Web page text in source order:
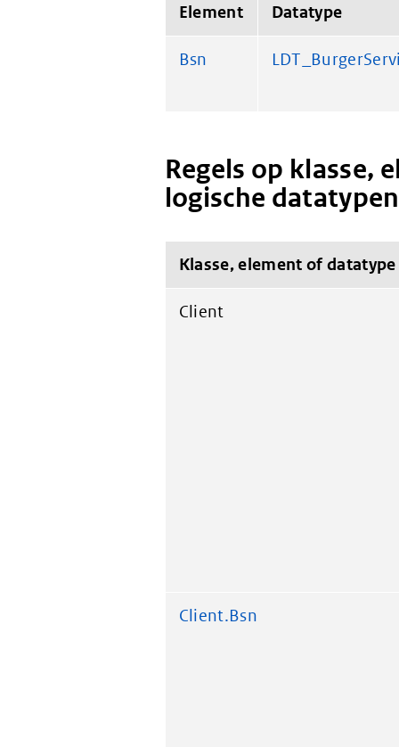
Element Datatype
Bsn
Regels op klasse,
logische datatypen
Klasse, element of datatype
Client
Client.Bsn